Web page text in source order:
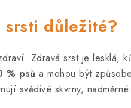
důležité?
Zdravá srst je lesklá,
% psů a mohou být
svědivé skvrny,